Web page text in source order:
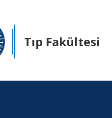
Tıp Fakültesi